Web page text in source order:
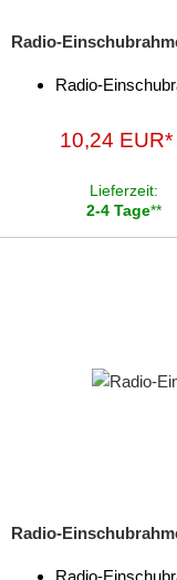
Radio-
Radio-
10,24 EUR*
Lieferzeit:
2-4 Tage**
Radio-
Radio-